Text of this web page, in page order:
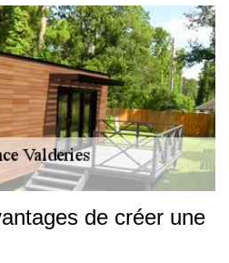
de créer une